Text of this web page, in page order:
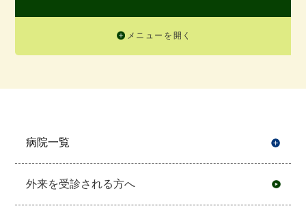
メニューを開く
病院一覧
外来を受診される方へ